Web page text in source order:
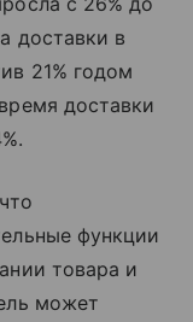
доставки в
21% годом
доставки
функции
товара и
может